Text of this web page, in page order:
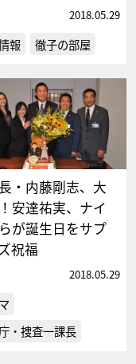
2018.05.29
報 徹子の部屋
・内藤剛志、大
安達祐実、ナイ
が誕生日をサプ
祝福
2018.05.29
・捜査一課長